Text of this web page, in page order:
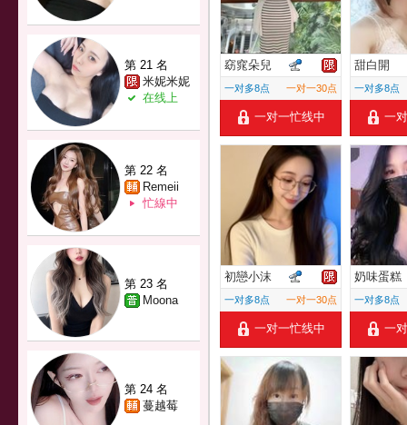
第 21 名
米妮米妮
在线上
第 22 名
Remeii
忙線中
第 23 名
Moona
第 24 名
蔓越莓
窈窕朵兒
一对多8点 一对一30点
一对一忙线中
甜白開
一对多8点
一
初戀小沫
一对多8点 一对一30点
一对一忙线中
奶味蛋糕
一对多8点
一